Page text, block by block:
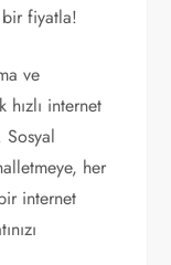
fiyatla!
ve
hızlı internet
Sosyal
her
internet